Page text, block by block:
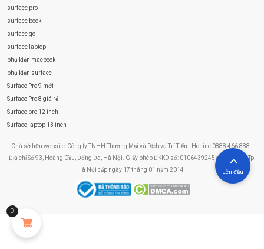
surface pro
surface book
surface go
surface laptop
phụ kiện macbook
phụ kiện surface
Surface Pro 9 mới
Surface Pro 8 giá rẻ
Surface pro 12 inch
Surface laptop 13 inch
Chủ sở hữu website: Công ty TNHH Thương Mại và Dịch vụ Trí Tiến - Hotline 0888 466 888 -
Địa chỉ Số 93, Hoàng Cầu, Đống Đa, Hà Nội. Giấy phép ĐKKD số: 0106439245 do Sở KHĐT Tp.
Hà Nội cấp ngày 17 tháng 01 năm 2014
0
Lên đầu